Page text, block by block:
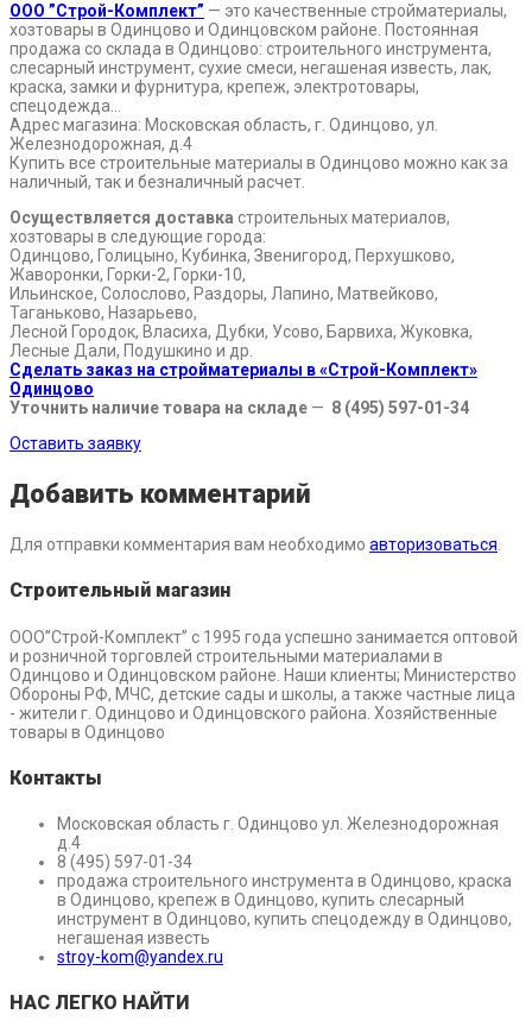
ООО ”Строй-Комплект” — это качественные стройматериалы,
хозтовары в Одинцово и Одинцовском районе. Постоянная
продажа со склада в Одинцово: строительного инструмента,
слесарный инструмент, сухие смеси, негашеная известь, лак,
краска, замки и фурнитура, крепеж, электротовары,
спецодежда…
Адрес магазина: Московская область, г. Одинцово, ул.
Железнодорожная, д.4
Купить все строительные материалы в Одинцово можно как за
наличный, так и безналичный расчет.
Осуществляется доставка строительных материалов,
хозтовары в следующие города:
Одинцово, Голицыно, Кубинка, Звенигород, Перхушково,
Жаворонки, Горки-2, Горки-10,
Ильинское, Солослово, Раздоры, Лапино, Матвейково,
Таганьково, Назарьево,
Лесной Городок, Власиха, Дубки, Усово, Барвиха, Жуковка,
Лесные Дали, Подушкино и др.
Сделать заказ на стройматериалы в «Строй-Комплект»
Одинцово
Уточнить наличие товара на складе — 8 (495) 597-01-34
Оставить заявку
Добавить комментарий
Для отправки комментария вам необходимо авторизоваться
Строительный магазин
ООО”Строй-Комплект” с 1995 года успешно занимается оптовой
и розничной торговлей строительными материалами в
Одинцово и Одинцовском районе. Наши клиенты; Министерство
Обороны РФ, МЧС, детские сады и школы, а также частные лица
- жители г. Одинцово и Одинцовского района. Хозяйственные
товары в Одинцово
Контакты
Московская область г. Одинцово ул. Железнодорожная
д.4
8 (495) 597-01-34
продажа строительного инструмента в Одинцово, краска
в Одинцово, крепеж в Одинцово, купить слесарный
инструмент в Одинцово, купить спецодежду в Одинцово,
негашеная известь
stroy-kom@yandex.ru
НАС ЛЕГКО НАЙТИ